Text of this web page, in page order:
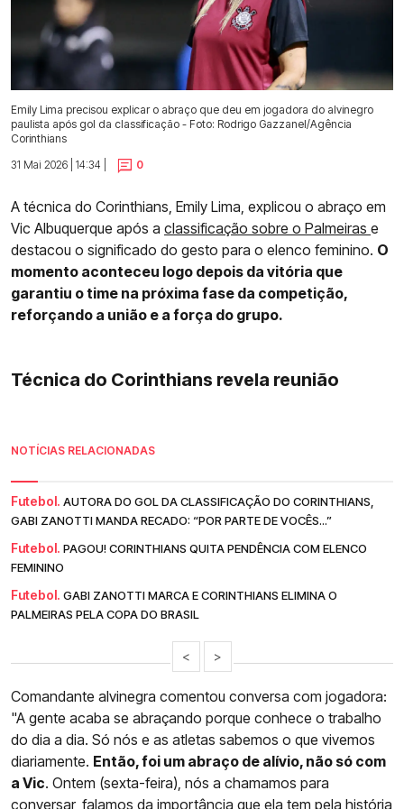
Emily Lima precisou explicar o abraço que deu em jogadora do alvinegro
paulista após gol da classificação - Foto: Rodrigo Gazzanel/Agência
Corinthians
31 Mai 2026 | 14:34 |
0
A técnica do Corinthians, Emily Lima, explicou o abraço em
Vic Albuquerque após a classificação sobre o Palmeiras e
destacou o significado do gesto para o elenco feminino. O
momento aconteceu logo depois da vitória que
garantiu o time na próxima fase da competição,
reforçando a união e a força do grupo.
Técnica do Corinthians revela reunião
NOTÍCIAS RELACIONADAS
Futebol. AUTORA DO GOL DA CLASSIFICAÇÃO DO CORINTHIANS,
GABI ZANOTTI MANDA RECADO: “POR PARTE DE VOCÊS...”
Futebol. PAGOU! CORINTHIANS QUITA PENDÊNCIA COM ELENCO
FEMININO
Futebol. GABI ZANOTTI MARCA E CORINTHIANS ELIMINA O
PALMEIRAS PELA COPA DO BRASIL
< >
Comandante alvinegra comentou conversa com jogadora:
"A gente acaba se abraçando porque conhece o trabalho
do dia a dia. Só nós e as atletas sabemos o que vivemos
diariamente. Então, foi um abraço de alívio, não só com
a Vic. Ontem (sexta-feira), nós a chamamos para
conversar, falamos da importância que ela tem pela história